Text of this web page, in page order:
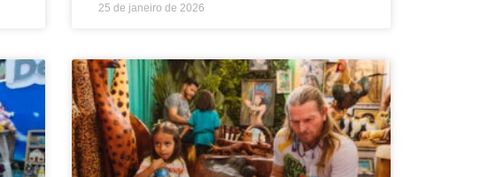
25 de janeiro de 2026